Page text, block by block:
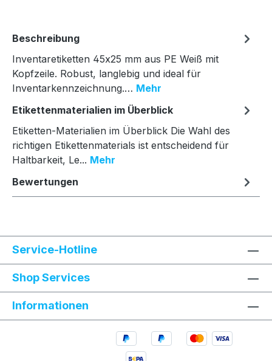
Beschreibung
Inventaretiketten 45x25 mm aus PE Weiß mit
Kopfzeile. Robust, langlebig und ideal für
Inventarkennzeichnung.… Mehr
Etikettenmaterialien im Überblick
Etiketten-Materialien im Überblick Die Wahl des
richtigen Etikettenmaterials ist entscheidend für
Haltbarkeit, Le... Mehr
Bewertungen
Service-Hotline
Shop Services
Informationen